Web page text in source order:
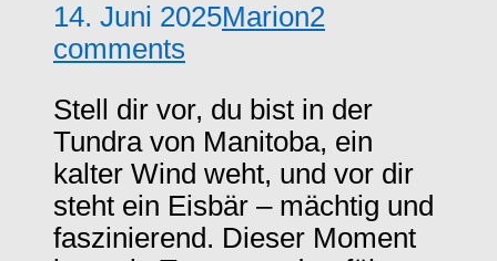
14. Juni 2025Marion2
comments
Stell dir vor, du bist in der
Tundra von Manitoba, ein
kalter Wind weht, und vor dir
steht ein Eisbär – mächtig und
faszinierend. Dieser Moment